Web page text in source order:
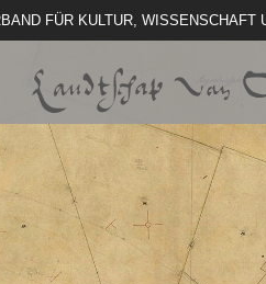
FÜR KULTUR, WISSENSCHAFT